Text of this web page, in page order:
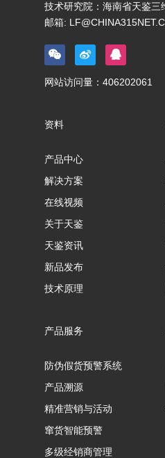
技术研究院：海南省天鉴三
邮箱:
网站访问量： 406202061
资料
产品中心
解决方案
在线视频
关于天鉴
天鉴资讯
新品发布
技术原理
产品服务
防伪假货预警系统
产品溯源
精准营销与活动
窜货智能预警
多级经销商管理